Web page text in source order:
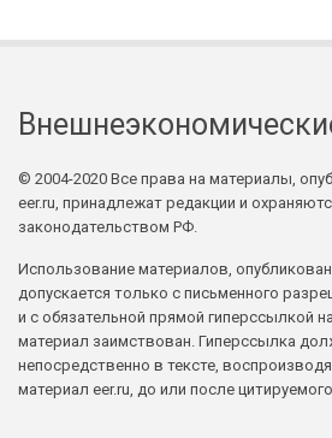
© 2004-2020 Все права на материалы,
eer.ru, принадлежат редакции и
законодательством РФ.
Использование материалов,
допускается только с письменного
и с обязательной прямой гиперссылкой
материал заимствован. Гиперссылка
непосредственно в тексте,
материал eer.ru, до или после